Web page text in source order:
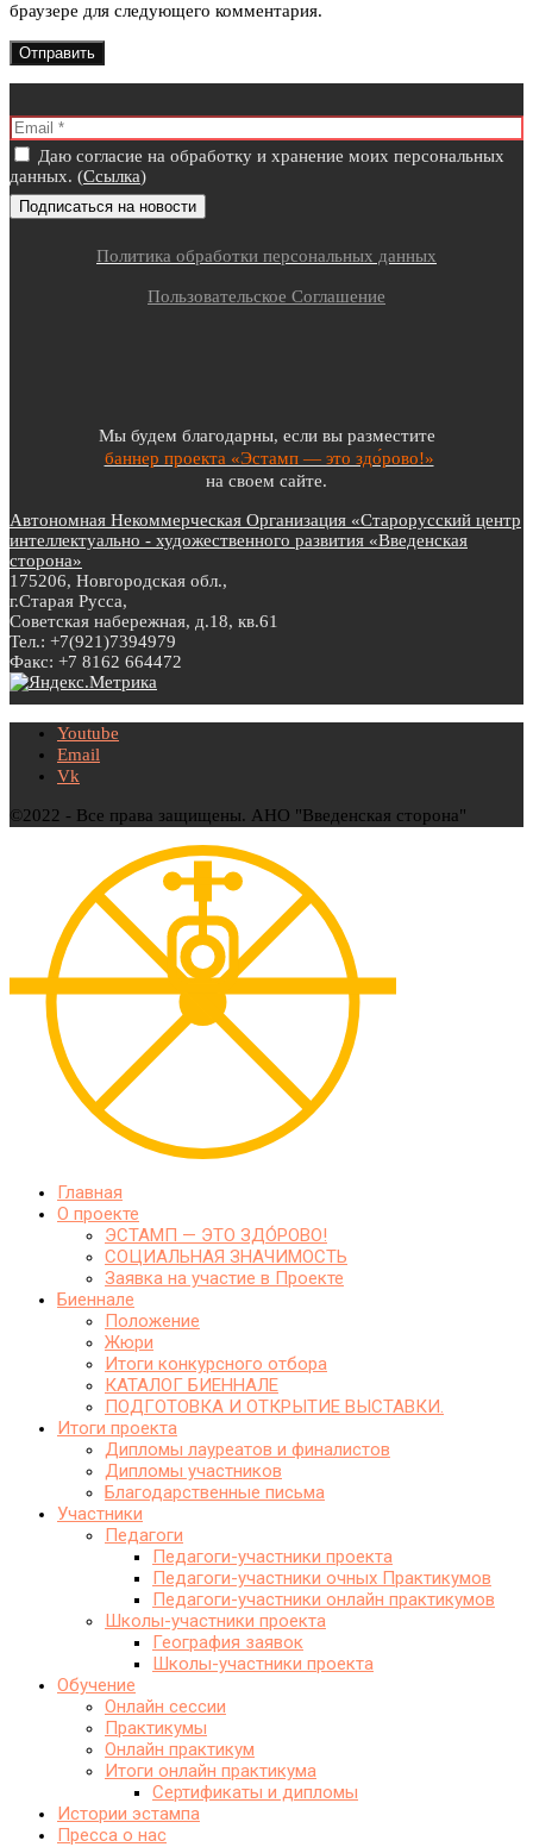
браузере для следующего комментария.
Даю согласие на обработку и хранение моих персональных
данных. (Ссылка)
Политика обработки персональных данных
Пользовательское Соглашение
Мы будем благодарны, если вы разместите
баннер проекта «Эстамп — это здо́рово!»
на своем сайте.
Автономная Некоммерческая Организация «Старорусский центр
интеллектуально - художественного развития «Введенская
сторона»
175206, Новгородская обл.,
г.Старая Русса,
Советская набережная, д.18, кв.61
Тел.: +7(921)7394979
Факс: +7 8162 664472
Youtube
Email
Vk
©2022 - Все права защищены. АНО "Введенская сторона"
Главная
О проекте
ЭСТАМП — ЭТО ЗДО́РОВО!
СОЦИАЛЬНАЯ ЗНАЧИМОСТЬ
Заявка на участие в Проекте
Биеннале
Положение
Жюри
Итоги конкурсного отбора
КАТАЛОГ БИЕННАЛЕ
ПОДГОТОВКА И ОТКРЫТИЕ ВЫСТАВКИ.
Итоги проекта
Дипломы лауреатов и финалистов
Дипломы участников
Благодарственные письма
Участники
Педагоги
Педагоги-участники проекта
Педагоги-участники очных Практикумов
Педагоги-участники онлайн практикумов
Школы-участники проекта
География заявок
Школы-участники проекта
Обучение
Онлайн сессии
Практикумы
Онлайн практикум
Итоги онлайн практикума
Сертификаты и дипломы
Истории эстампа
Пресса о нас